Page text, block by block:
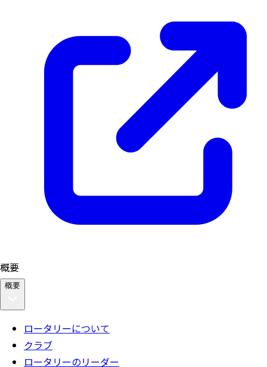
概要
概要
ロータリーについて
クラブ
ロータリーのリーダー